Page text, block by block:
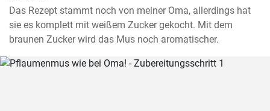
Das Rezept stammt noch von meiner Oma, allerdings hat
sie es komplett mit weißem Zucker gekocht. Mit dem
braunen Zucker wird das Mus noch aromatischer.